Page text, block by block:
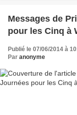
Messages de
pour les Cinq à
Publié le 07/06/2014 à
Par anonyme